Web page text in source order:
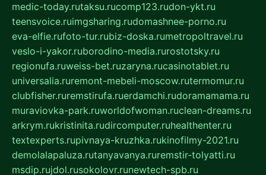
medic-today.rutaksu.rucomp123.rudon-ykt.ru
teensvoice.ruimgsharing.rudomashnee-porno.ru
eva-elfie.rufoto-tur.rubiz-doska.rumetropoltravel.ru
veslo-i-yakor.ruborodino-media.rurostotsky.ru
regionufa.ruweiss-bet.ruzaryna.rucasinotablet.ru
universalia.ruremont-mebeli-moscow.rutermomur.ru
clubfisher.ruremstirufa.ruerdamchi.rudoramamama.ru
muraviovka-park.ruworldofwoman.ruclean-dreams.ru
arkrym.rukristinita.rudircomputer.ruhealthenter.ru
textexperts.rupivnaya-kruzhka.rukinofilmy-2021.ru
demolalapaluza.rutanyavanya.ruremstir-tolyatti.ru
msdip.rujdol.rusokolovr.runewtech-spb.ru